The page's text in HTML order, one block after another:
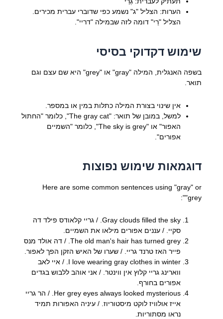
הערות: הצליל "ג" נשמע כפי שדוברי עברית מכירים.
הצליל "רֵי" דומה לזה שבמילה "דריי".
שימוש דקדוקי בסיסי
בשפה האנגלית, המילה "gray" או "grey" היא שם עצם וגם
תואר.
אין שינוי בצורת המילה כתלות במין או במספר.
למשל, במובן של תואר: "The gray cat", כלומר "החתול
האפור" או "The sky is grey", כלומר "השמיים
אפורים".
דוגמאות שימוש נפוצות
Here are some common sentences using "gray" or
"grey":
Gray clouds filled the sky. / גריי קלאודס פילד דה
סקיי. / עננים אפורים מילאו את השמיים.
The old man's hair has turned grey. / דה אולד מנס
פייר האז טרנד גריי. / שערו של האיש הזקן הפך לאפור.
I love wearing gray clothes in winter. / איי לאב
ווארינג גריי קלוץ אין ווינטר. / אני אוהב ללבוש בגדים
אפורים בחורף.
Her grey eyes always looked mysterious. / הר גריי
אייז אולוויז לוקט מיסטוריוז. / עיניה האפורות תמיד
נראו מסתוריות.